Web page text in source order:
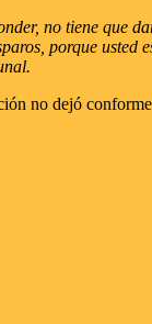
no tiene que
porque usted
no dejó